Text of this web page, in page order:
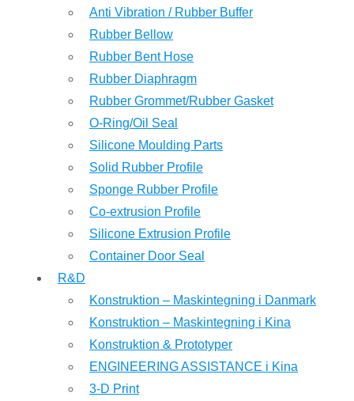
Anti Vibration / Rubber Buffer
Rubber Bellow
Rubber Bent Hose
Rubber Diaphragm
Rubber Grommet/Rubber Gasket
O-Ring/Oil Seal
Silicone Moulding Parts
Solid Rubber Profile
Sponge Rubber Profile
Co-extrusion Profile
Silicone Extrusion Profile
Container Door Seal
R&D
Konstruktion – Maskintegning i Danmark
Konstruktion – Maskintegning i Kina
Konstruktion & Prototyper
ENGINEERING ASSISTANCE i Kina
3-D Print